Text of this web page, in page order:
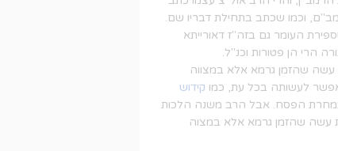
וכמו שכתב בתחילת דבריו שם.
העומר גם בזה"ז דאורייתא
הרי הן פטורות וכנ"ל.
שהזמן גרמא אלא במצווה
לעשותה בכל עת, כמו קידוש
במחרת הפסח. אבל הרב משנה הלכות
עשה שהזמן גרמא אלא במצוה